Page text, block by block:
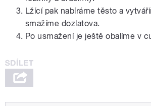
Lžící pak nabíráme těsto a
smažíme dozlatova.
Po usmažení je ještě obalíme v